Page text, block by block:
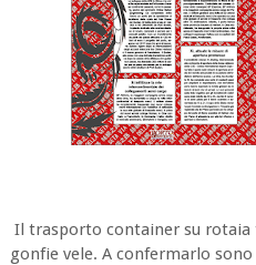
Il trasporto container su rotaia
gonfie vele. A confermarlo